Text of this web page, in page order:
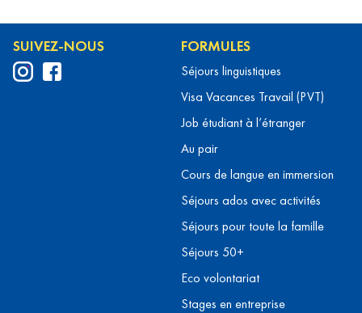
SUIVEZ-NOUS FORMULES
Séjours linguistiques
Visa Vacances Travail (PVT)
Job étudiant à l’étranger
Au pair
Cours de langue en immersion
Séjours ados avec activités
Séjours pour toute la famille
Séjours 50+
Eco volontariat
Stages en entreprise